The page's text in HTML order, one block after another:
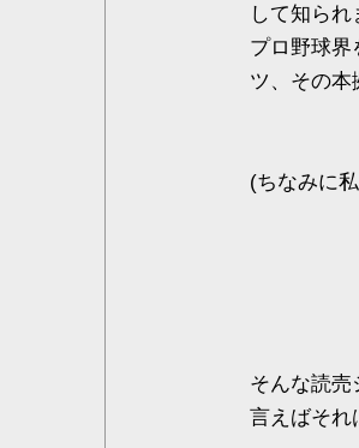
して知られ
プロ野球界
ツ、その本
(ちなみに
そんな読売
言えばそれ